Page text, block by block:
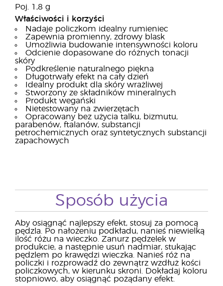
Poj. 1,8 g
Właściwości i korzyści
Nadaje policzkom idealny rumieniec
Zapewnia promienny, zdrowy blask
Umożliwia budowanie intensywności koloru
Odcienie dopasowane do różnych tonacji
skóry
Podkreślenie naturalnego piękna
Długotrwały efekt na cały dzień
Idealny produkt dla skóry wrażliwej
Stworzony ze składników mineralnych
Produkt wegański
Nietestowany na zwierzętach
Opracowany bez użycia talku, bizmutu,
parabenów, ftalanów, substancji
petrochemicznych oraz syntetycznych substancji
zapachowych
Sposób użycia
Aby osiągnąć najlepszy efekt, stosuj za pomocą
pędzla. Po nałożeniu podkładu, nanieś niewielką
ilość różu na wieczko. Zanurz pędzelek w
produkcie, a następnie usuń nadmiar, stukając
pędzlem po krawędzi wieczka. Nanieś róż na
policzki i rozprowadź do zewnątrz wzdłuż kości
policzkowych, w kierunku skroni. Dokładaj koloru
stopniowo, aby osiągnąć pożądany efekt.